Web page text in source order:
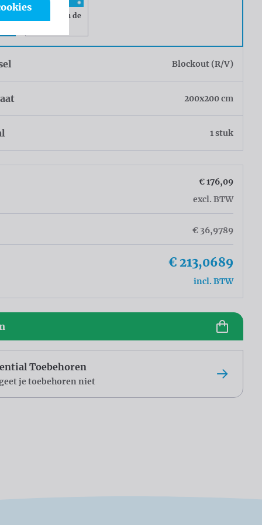
Ringen om de
Blockout (R/V)
200x200 cm
1 stuk
€ 176,09
excl. BTW
€ 36,9789
€ 213,0689
incl. BTW
Toebehoren
je toebehoren niet